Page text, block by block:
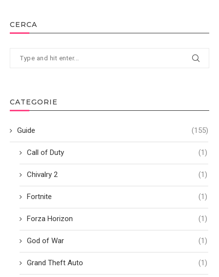
CERCA
CATEGORIE
Guide (155)
Call of Duty (1)
Chivalry 2 (1)
Fortnite (1)
Forza Horizon (1)
God of War (1)
Grand Theft Auto (1)